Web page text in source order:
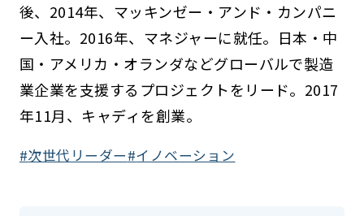
後、2014年、マッキンゼー・アンド・カンパニ
ー入社。2016年、マネジャーに就任。日本・中
国・アメリカ・オランダなどグローバルで製造
業企業を支援するプロジェクトをリード。2017
年11月、キャディを創業。
次世代リーダー イノベーション